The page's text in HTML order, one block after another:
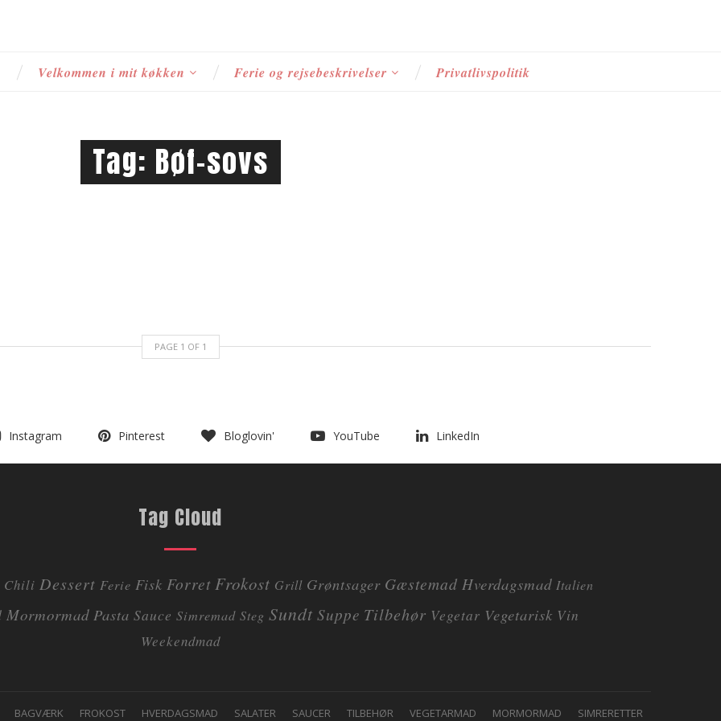
Velkommen i mit køkken Ferie og rejsebeskrivelser Privatlivspolitik
Tag: Bøf-sovs
PAGE 1 OF 1
Instagram Pinterest Bloglovin' YouTube LinkedIn
Tag Cloud
Chili Dessert Ferie Fisk ForretFrokost Grill Grøntsager Gæstemad Hverdagsmad Italien
Mormormad Pasta Sauce Simremad Steg Sundt Suppe Tilbehør Vegetar Vegetarisk Vin
Weekendmad
BAGVÆRK FROKOST HVERDAGSMAD SALATER SAUCER TILBEHØR VEGETARMAD MORMORMAD SIMRERETTER